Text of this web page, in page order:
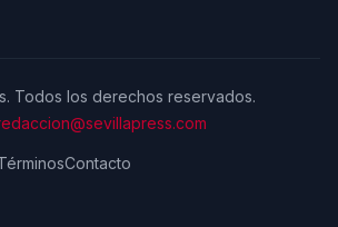
Todos los derechos reservados.
Contacto